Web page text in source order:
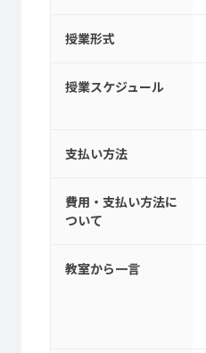
授業形式
授業スケジュール
支払い方法
費用・支払い方法に
ついて
教室から一言